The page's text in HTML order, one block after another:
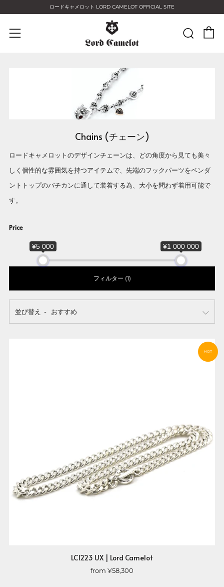
ロードキャメロット LORD CAMELOT OFFICIAL SITE
Menu
Chains (チェーン)
ロードキャメロットのデザインチェーンは、どの角度から見ても美々
しく個性的な雰囲気を持つアイテムで、先端のフックパーツをペンダ
ントトップのバチカンに通して装着する為、大小を問わず着用可能で
す。
Price
¥5 000 ¥1 000 000
フィルター (1)
並び替え
HOT
LC1223 UX | Lord Camelot
from ¥58,300